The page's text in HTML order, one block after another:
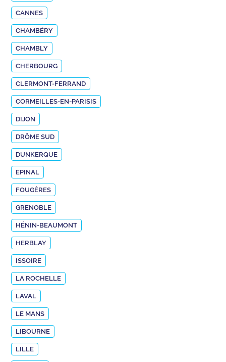
CANNES
CHAMBÉRY
CHAMBLY
CHERBOURG
CLERMONT-FERRAND
CORMEILLES-EN-PARISIS
DIJON
DRÔME SUD
DUNKERQUE
EPINAL
FOUGÈRES
GRENOBLE
HÉNIN-BEAUMONT
HERBLAY
ISSOIRE
LA ROCHELLE
LAVAL
LE MANS
LIBOURNE
LILLE